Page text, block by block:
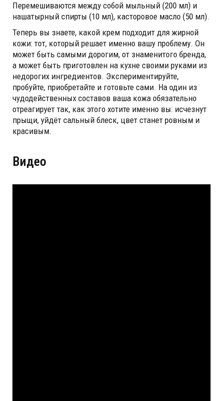
Перемешиваются между собой мыльный (200 мл) и
нашатырный спирты (10 мл), касторовое масло (50 мл).
Теперь вы знаете, какой крем подходит для жирной
кожи: тот, который решает именно вашу проблему. Он
может быть самыми дорогим, от знаменитого бренда,
а может быть приготовлен на кухне своими руками из
недорогих ингредиентов. Экспериментируйте,
пробуйте, приобретайте и готовьте сами. На один из
чудодейственных составов ваша кожа обязательно
отреагирует так, как этого хотите именно вы: исчезнут
прыщи, уйдёт сальный блеск, цвет станет ровным и
красивым.
Видео